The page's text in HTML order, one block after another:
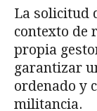
La solicitud
contexto de
propia
garantizar
ordenado y
militancia.